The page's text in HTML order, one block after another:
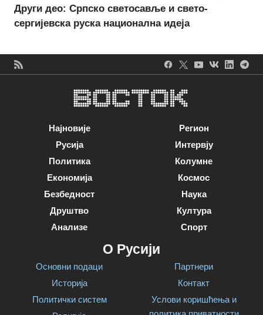
Други део: Српско светосавље и свето-
сергијевска руска национална идеја
Најновије
Русија
Политика
Економија
Безбедност
Друштво
Анализе
Регион
Интервју
Колумне
Космос
Наука
Култура
Спорт
О Русији
Основни подаци
Историја
Политички систем
Партнери
Контакт
Услови коришћења и